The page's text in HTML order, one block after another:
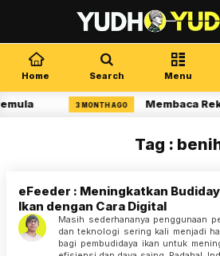
Home Search Menu
3 MONTH AGO Membaca
Tag :
eFeeder : Meningkatkan
Ikan dengan Cara Digital
Masih sederhananya penggunaan
dan teknologi sering kali menjadi
bagi pembudidaya ikan untuk